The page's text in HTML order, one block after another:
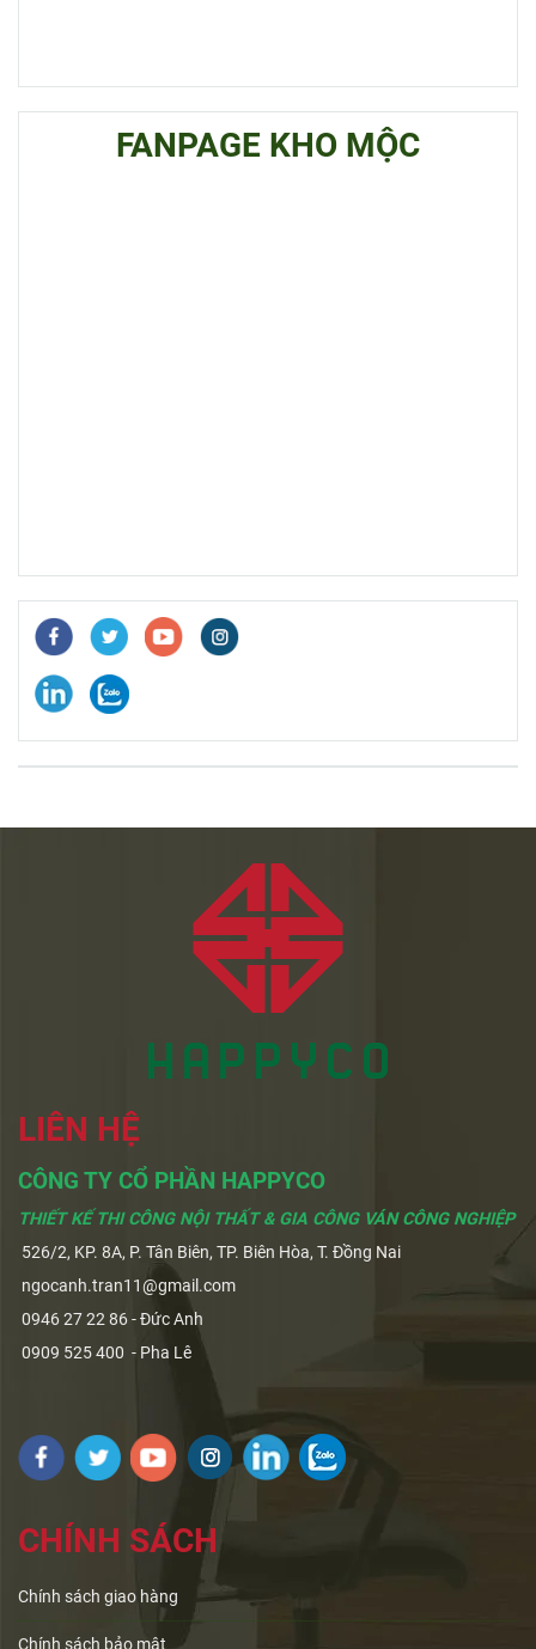
FANPAGE KHO MỘC
LIÊN HỆ
CÔNG TY CỔ PHẦN HAPPYCO
THIẾT KẾ THI CÔNG NỘI THẤT & GIA CÔNG VÁN CÔNG NGHIỆP
526/2, KP. 8A, P. Tân Biên, TP. Biên Hòa, T. Đồng Nai
ngocanh.tran11@gmail.com
0946 27 22 86 - Đức Anh
0909 525 400 - Pha Lê
CHÍNH SÁCH
Chính sách giao hàng